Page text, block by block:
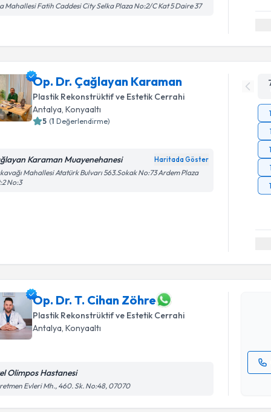
Mahallesi Fatih Caddesi City Selka Plaza No:2/C Kat 5 Daire 37
Op. Dr. Çağlayan Karaman
Plastik Rekonstrüktif ve Estetik Cerrahi
Antalya , Konyaaltı
5 (1 Değerlendirme)
Karaman Muayenehanesi Haritada Göster
Mahallesi Atatürk Bulvarı 563.Sokak No:73 Ardem Plaza
No:3
Op. Dr. T. Cihan Zöhre
Plastik Rekonstrüktif ve Estetik Cerrahi
Antalya, Konyaaltı
Olimpos Hastanesi
Evleri Mh., 460. Sk. No:48, 07070